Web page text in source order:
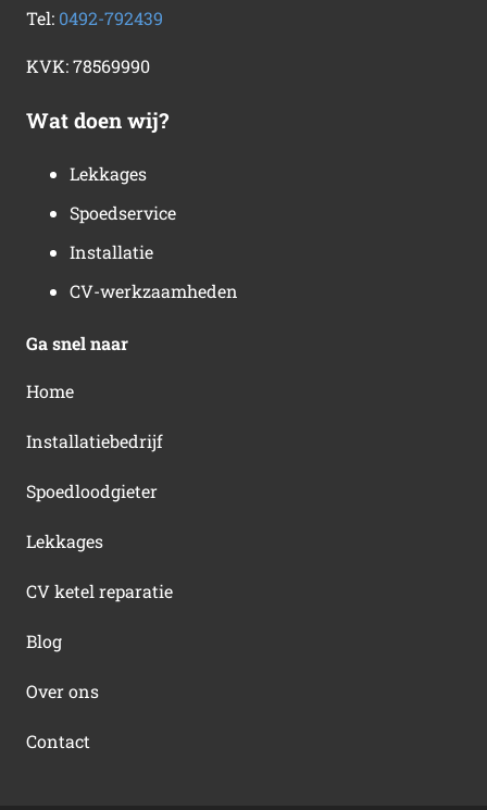
Tel: 0492-792439
KVK:78569990
Wat doen wij?
Lekkages
Spoedservice
Installatie
CV-werkzaamheden
Ga snel naar
Home
Installatiebedrijf
Spoedloodgieter
Lekkages
CV ketel reparatie
Blog
Over ons
Contact